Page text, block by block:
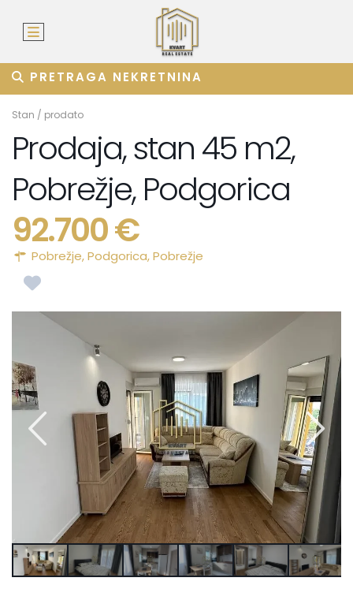
PRETRAGA NEKRETNINA
Stan / prodato
Prodaja, stan 45 m2,
Pobrežje, Podgorica
92.700 €
Pobrežje,Podgorica,Pobrežje